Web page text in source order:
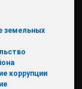
земельных
коррупции